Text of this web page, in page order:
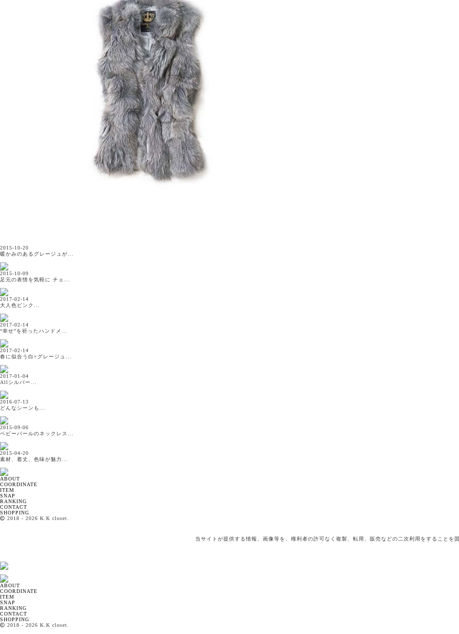
2015-10-20
暖かみのあるグレージュが...
2015-10-09
足元の表情を気軽に チェ...
2017-02-14
大人色ピンク...
2017-02-14
“幸せ”を祈ったハンドメ...
2017-02-14
春に似合う白×グレージュ...
2017-01-04
Allシルバー...
2016-07-13
どんなシーンも...
2015-09-06
ベビーパールのネックレス...
2015-04-20
素材、着丈、色味が魅力...
ABOUT
COORDINATE
ITEM
SNAP
RANKING
CONTACT
SHOPPING
2018 - 2026 K.K closet.
当サイトが提供する情報、画像等を、権利者の許可なく複製、転用、販売などの二次利用をすることを固
ABOUT
COORDINATE
ITEM
SNAP
RANKING
CONTACT
SHOPPING
2018 - 2026 K.K closet.